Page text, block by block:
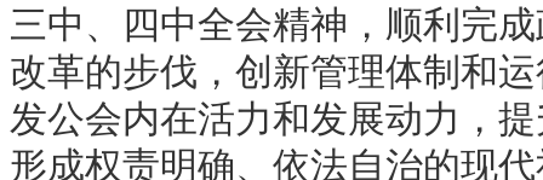
三中、四中全会精神，顺利完
改革的步伐，创新管理体制和
发公会内在活力和发展动力，
形成权责明确、依法自治的现